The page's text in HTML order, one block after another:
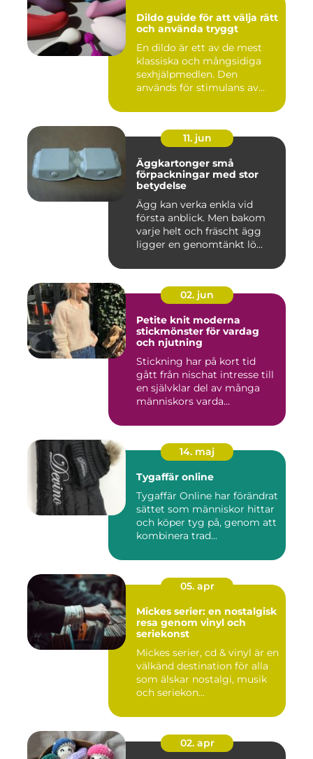
Dildo guide för att välja rätt
och använda tryggt
En dildo är ett av de mest
klassiska och mångsidiga
sexhjälpmedlen. Den
används för stimulans av
11. jun
Äggkartonger små
förpackningar med stor
betydelse
Ägg kan verka enkla vid
första anblick. Men bakom
varje helt och fräscht ägg
ligger en genomtänkt lö...
02. jun
Petite knit moderna
stickmönster för vardag
och njutning
Stickning har på kort tid
gått från nischat intresse till
en självklar del av många
människors varda...
14. maj
Tygaffär online
Tygaffär Online har förändrat
sättet som människor hittar
och köper tyg på, genom att
kombinera trad...
05. apr
Mickes serier: en nostalgisk
resa genom vinyl och
seriekonst
Mickes serier, cd & vinyl är en
välkänd destination för alla
som älskar nostalgi, musik
och seriekon...
02. apr